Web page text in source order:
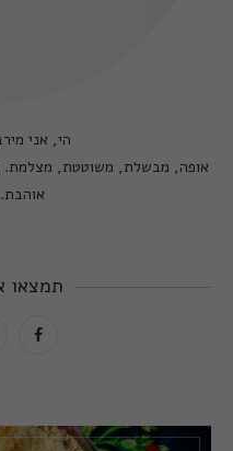
הי, אני
אופה, מבשלת, משוטטת, מצלמת.
אוהבת.
תמצאו